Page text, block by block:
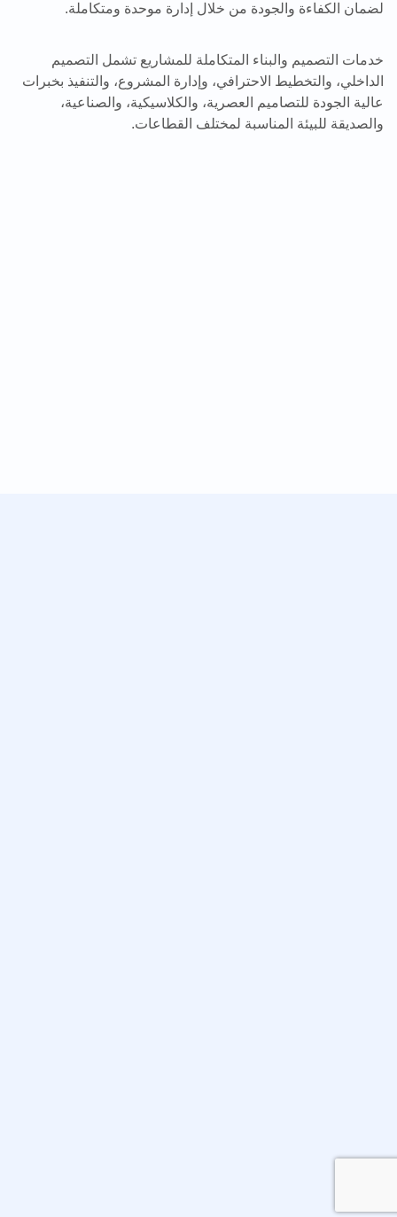
لضمان الكفاءة والجودة من خلال إدارة موحدة ومتكاملة.
خدمات التصميم والبناء المتكاملة للمشاريع تشمل التصميم
الداخلي، والتخطيط الاحترافي، وإدارة المشروع، والتنفيذ بخبرات
عالية الجودة للتصاميم العصرية، والكلاسيكية، والصناعية،
والصديقة للبيئة المناسبة لمختلف القطاعات.